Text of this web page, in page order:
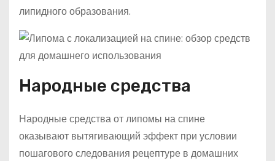
липидного образования.
Народные средства
Народные средства от липомы на спине
оказывают вытягивающий эффект при условии
пошагового следования рецептуре в домашних